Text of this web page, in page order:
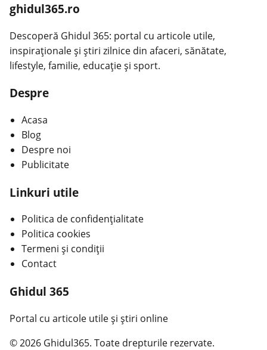
ghidul365.ro
Descoperă Ghidul 365: portal cu articole utile,
inspiraționale și știri zilnice din afaceri, sănătate,
lifestyle, familie, educație și sport.
Despre
Acasa
Blog
Despre noi
Publicitate
Linkuri utile
Politica de confidențialitate
Politica cookies
Termeni și condiții
Contact
Ghidul 365
Portal cu articole utile și știri online
© 2026 Ghidul365. Toate drepturile rezervate.